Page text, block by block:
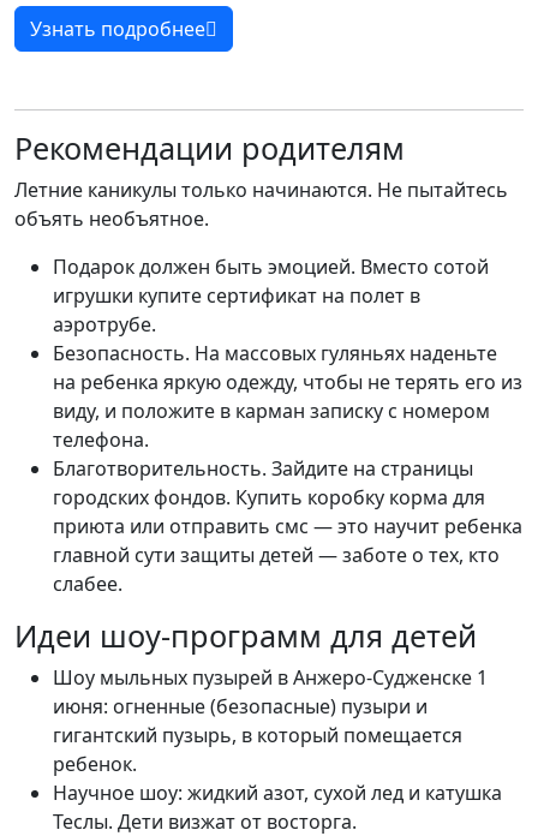
Узнать подробнее
Рекомендации родителям
Летние каникулы только начинаются. Не пытайтесь
объять необъятное.
Подарок должен быть эмоцией. Вместо сотой
игрушки купите сертификат на полет в
аэротрубе.
Безопасность. На массовых гуляньях наденьте
на ребенка яркую одежду, чтобы не терять его из
виду, и положите в карман записку с номером
телефона.
Благотворительность. Зайдите на страницы
городских фондов. Купить коробку корма для
приюта или отправить смс — это научит ребенка
главной сути защиты детей — заботе о тех, кто
слабее.
Идеи шоу-программ для детей
Шоу мыльных пузырей в Анжеро-Судженске 1
июня: огненные (безопасные) пузыри и
гигантский пузырь, в который помещается
ребенок.
Научное шоу: жидкий азот, сухой лед и катушка
Теслы. Дети визжат от восторга.